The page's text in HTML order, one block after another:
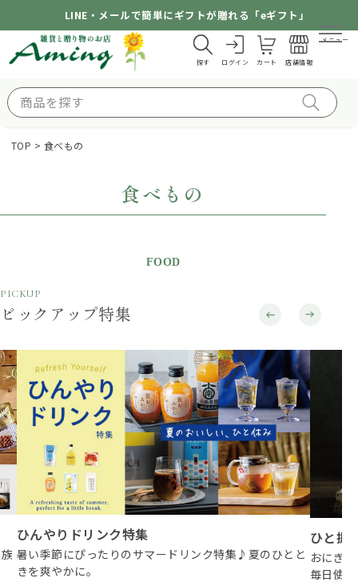
LINE・メールで簡単にギフトが贈れる「eギフト」
探す ログイン カート 店舗情報
メニュー
TOP 食べもの
食べもの
FOOD
PICKUP
ピックアップ特集
ひんやりドリンク特集
暑い季節にぴったりのサマードリンク特集♪夏のひとと
きを爽やかに。
ひと振
おにぎ
毎日使